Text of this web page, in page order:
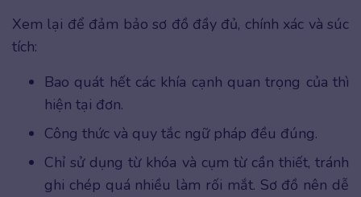
Xem lại để đảm bảo sơ đồ đầy đủ, chính xác và súc
tích:
Bao quát hết các khía cạnh quan trọng của thì
hiện tại đơn.
Công thức và quy tắc ngữ pháp đều đúng.
Chỉ sử dụng từ khóa và cụm từ cần thiết, tránh
ghi chép quá nhiều làm rối mắt. Sơ đồ nên dễ